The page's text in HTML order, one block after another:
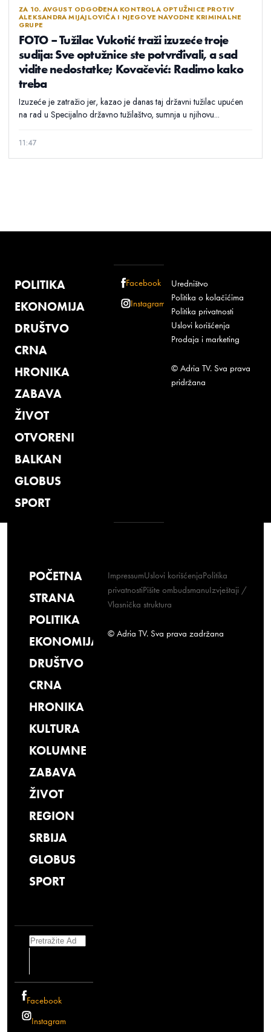
ZA 10. AVGUST ODGOĐENA KONTROLA OPTUŽNICE PROTIV
ALEKSANDRA MIJAJLOVIĆA I NJEGOVE NAVODNE KRIMINALNE
GRUPE
FOTO – Tužilac Vukotić traži izuzeće troje
sudija: Sve optužnice ste potvrđivali, a sad
vidite nedostatke; Kovačević: Radimo kako
treba
Izuzeće je zatražio jer, kazao je danas taj državni tužilac upućen
na rad u Specijalno državno tužilaštvo, sumnja u njihovu...
11:47
POLITIKA
EKONOMIJA
DRUŠTVO
CRNA
HRONIKA
ZABAVA
ŽIVOT
OTVORENI
BALKAN
GLOBUS
SPORT
Facebook
Instagram
Uredništvo
Politika o kolačićima
Politika privatnosti
Uslovi korišćenja
Prodaja i marketing
© Adria TV. Sva prava
pridržana
POČETNA
STRANA
POLITIKA
EKONOMIJA
DRUŠTVO
CRNA
HRONIKA
KULTURA
KOLUMNE
ZABAVA
ŽIVOT
REGION
SRBIJA
GLOBUS
SPORT
Search
Facebook
Instagram
ImpressumUslovi korišćenjaPolitika
privatnostiPišite ombudsmanuIzvještaji /
Vlasnička struktura
© Adria TV. Sva prava zadržana